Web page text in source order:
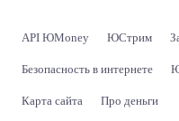
API ЮMoney ЮСтрим
Безопасность в интернете
Карта сайта Про деньги